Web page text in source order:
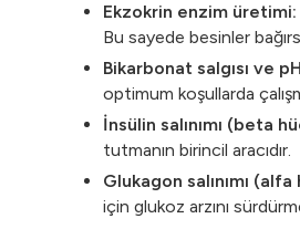
Ekzokrin enzim üretimi:
Bu sayede besinler
Bikarbonat salgısı ve
optimum koşullarda
İnsülin salınımı (beta
tutmanın birincil aracıdır.
Glukagon salınımı
için glukoz arzını